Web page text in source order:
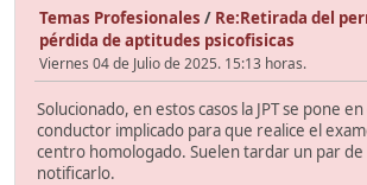
Temas Profesionales / Re:Retirada del
pérdida de aptitudes psicofisicas
Viernes 04 de Julio de 2025. 15:13 horas.
Solucionado, en estos casos la JPT se pone
conductor implicado para que realice el
centro homologado. Suelen tardar un par de
notificarlo.